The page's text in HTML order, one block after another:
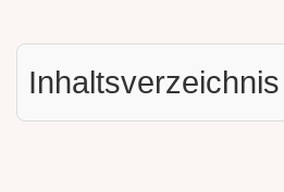
Inhaltsverzeichnis